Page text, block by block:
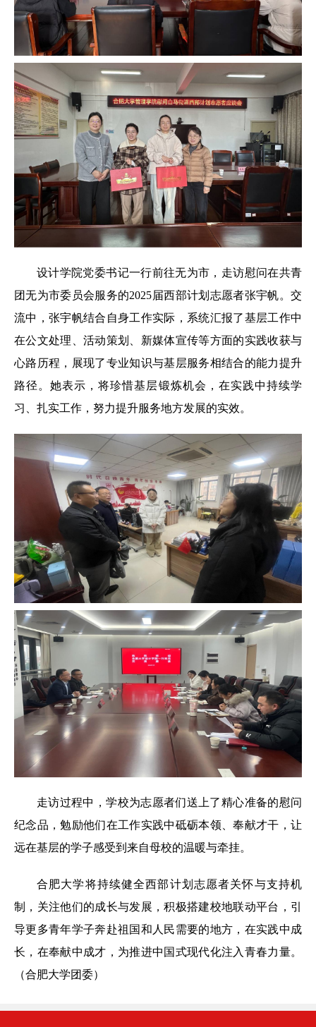
设计学院党委书记一行前往无为市，走访慰问在共青
团无为市委员会服务的2025届西部计划志愿者张宇帆。交
流中，张宇帆结合自身工作实际，系统汇报了基层工作中
在公文处理、活动策划、新媒体宣传等方面的实践收获与
心路历程，展现了专业知识与基层服务相结合的能力提升
路径。她表示，将珍惜基层锻炼机会，在实践中持续学
习、扎实工作，努力提升服务地方发展的实效。
走访过程中，学校为志愿者们送上了精心准备的慰问
纪念品，勉励他们在工作实践中砥砺本领、奉献才干，让
远在基层的学子感受到来自母校的温暖与牵挂。
合肥大学将持续健全西部计划志愿者关怀与支持机
制，关注他们的成长与发展，积极搭建校地联动平台，引
导更多青年学子奔赴祖国和人民需要的地方，在实践中成
长，在奉献中成才，为推进中国式现代化注入青春力量。
（合肥大学团委）